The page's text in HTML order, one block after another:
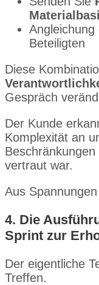
Beteiligten
Diese
Gespräch
Der Kunde
Komplexität an
vertraut war.
Aus
4. Die
Sprint zur
Der eigentliche
Treffen.